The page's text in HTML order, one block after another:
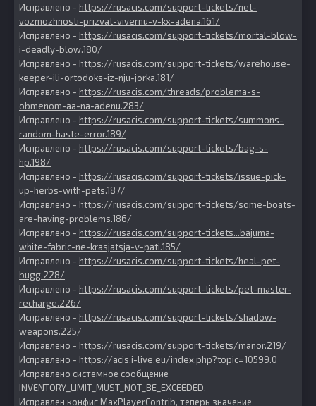
Исправлено - https://rusacis.com/support-tickets/net-
vozmozhnosti-prizvat-vivernu-v-kx-adena.161/
Исправлено - https://rusacis.com/support-tickets/mortal-blow-
i-deadly-blow.180/
Исправлено - https://rusacis.com/support-tickets/warehouse-
keeper-ili-ortodoks-iz-nju-jorka.181/
Исправлено - https://rusacis.com/threads/problema-s-
obmenom-aa-na-adenu.283/
Исправлено - https://rusacis.com/support-tickets/summons-
random-haste-error.189/
Исправлено - https://rusacis.com/support-tickets/bag-s-
hp.198/
Исправлено - https://rusacis.com/support-tickets/issue-pick-
up-herbs-with-pets.187/
Исправлено - https://rusacis.com/support-tickets/some-boats-
are-having-problems.186/
Исправлено - https://rusacis.com/support-tickets...bajuma-
white-fabric-ne-krasjatsja-v-pati.185/
Исправлено - https://rusacis.com/support-tickets/heal-pet-
bugg.228/
Исправлено - https://rusacis.com/support-tickets/pet-master-
recharge.226/
Исправлено - https://rusacis.com/support-tickets/shadow-
weapons.225/
Исправлено - https://rusacis.com/support-tickets/manor.219/
Исправлено - https://acis.i-live.eu/index.php?topic=10599.0
Исправлено системное сообщение
INVENTORY_LIMIT_MUST_NOT_BE_EXCEEDED.
Исправлен конфиг MaxPlayerContrib, теперь значение